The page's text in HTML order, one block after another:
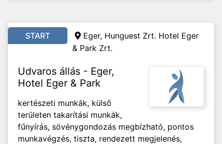
START
Eger, Hunguest Zrt. Hotel Eger
& Park Zrt.
Udvaros állás - Eger,
Hotel Eger & Park
kertészeti munkák, külső
területen takarítási munkák,
fűnyírás, sövénygondozás megbízható, pontos
munkavégzés, tiszta, rendezett megjelenés,